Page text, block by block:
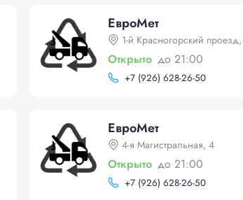
ЕвроМет
1-й Красногорский
Открыто до 21:00
+7 (926) 628-26-50
ЕвроМет
4-я Магистральная, 4
Открыто до 21:00
+7 (926) 628-26-50